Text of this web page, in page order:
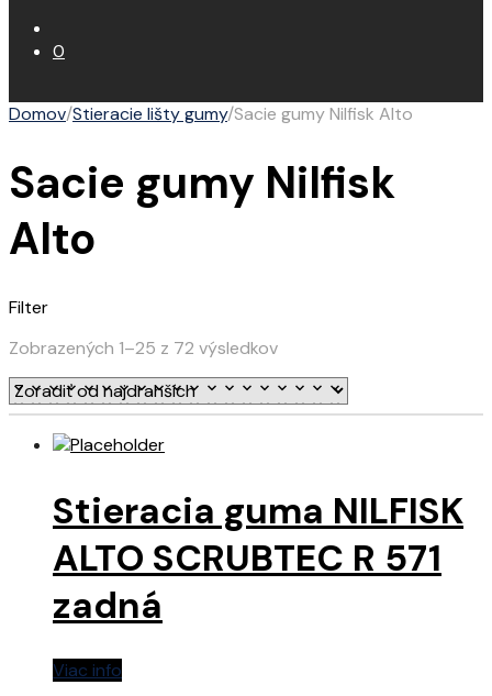
0
Domov/Stieracie lišty gumy/Sacie gumy Nilfisk Alto
Sacie gumy Nilfisk
Alto
Filter
Zobrazených 1–25 z 72 výsledkov
Stieracia guma NILFISK
ALTO SCRUBTEC R 571
zadná
Viac info